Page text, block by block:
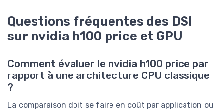
Questions fréquentes des DSI
sur nvidia h100 price et GPU
Comment évaluer le nvidia h100 price par
rapport à une architecture CPU classique
?
La comparaison doit se faire en coût par application ou